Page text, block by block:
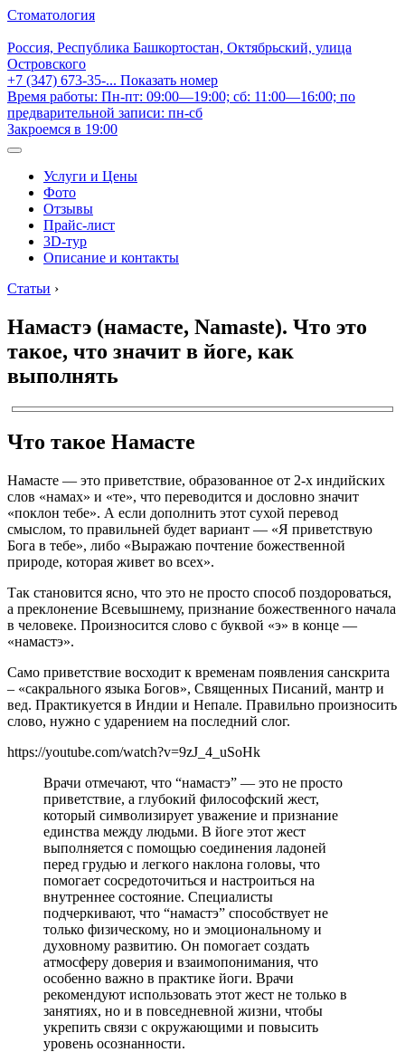
Стоматология
Россия, Республика Башкортостан, Октябрьский, улица
Островского
+7 (347) 673-35-... Показать номер
Время работы: Пн-пт: 09:00—19:00; сб: 11:00—16:00; по
предварительной записи: пн-сб
Закроемся в 19:00
Услуги и Цены
Фото
Отзывы
Прайс-лист
3D-тур
Описание и контакты
Статьи ›
Намастэ (намасте, Namaste). Что это
такое, что значит в йоге, как
выполнять
Что такое Намасте
Намасте — это приветствие, образованное от 2-х индийских
слов «намах» и «те», что переводится и дословно значит
«поклон тебе». А если дополнить этот сухой перевод
смыслом, то правильней будет вариант — «Я приветствую
Бога в тебе», либо «Выражаю почтение божественной
природе, которая живет во всех».
Так становится ясно, что это не просто способ поздороваться,
а преклонение Всевышнему, признание божественного начала
в человеке. Произносится слово с буквой «э» в конце —
«намастэ».
Само приветствие восходит к временам появления санскрита
– «сакрального языка Богов», Священных Писаний, мантр и
вед. Практикуется в Индии и Непале. Правильно произносить
слово, нужно с ударением на последний слог.
https://youtube.com/watch?v=9zJ_4_uSoHk
Врачи отмечают, что “намастэ” — это не просто
приветствие, а глубокий философский жест,
который символизирует уважение и признание
единства между людьми. В йоге этот жест
выполняется с помощью соединения ладоней
перед грудью и легкого наклона головы, что
помогает сосредоточиться и настроиться на
внутреннее состояние. Специалисты
подчеркивают, что “намастэ” способствует не
только физическому, но и эмоциональному и
духовному развитию. Он помогает создать
атмосферу доверия и взаимопонимания, что
особенно важно в практике йоги. Врачи
рекомендуют использовать этот жест не только в
занятиях, но и в повседневной жизни, чтобы
укрепить связи с окружающими и повысить
уровень осознанности.